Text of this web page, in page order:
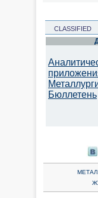
CLASSIFIED
Бюллетень